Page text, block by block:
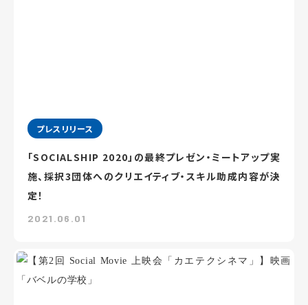
プレスリリース
「SOCIALSHIP 2020」の最終プレゼン・ミートアップ実
施、採択3団体へのクリエイティブ・スキル助成内容が決
定！
2021.06.01